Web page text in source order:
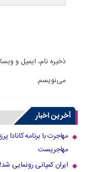
ذخیره نام، ایمیل و
می‌نویسم.
آخرین اخبار
مهاجرت با برنامه کانادا
مهاجریست
ایران کمپانی رونمایی شد!